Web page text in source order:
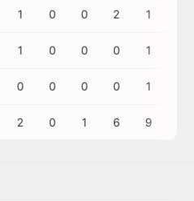
1 0 0 2 1
1 0 0 0 1
0 0 0 0 1
2 0 1 6 9